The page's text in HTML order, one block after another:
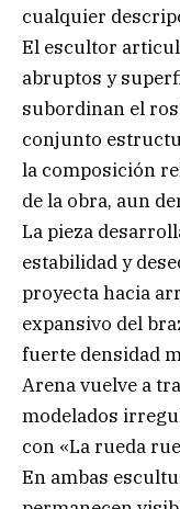
cualquier
El escultor
abruptos y
subordinan el
conjunto
la composición
de la obra, aun
La pieza
estabilidad y
proyecta hacia
expansivo del
fuerte densidad
Arena vuelve a
modelados
con «La rueda
En ambas